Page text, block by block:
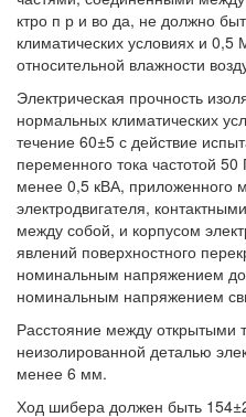
ктро п р и во да, не должно
климатических условиях и
относительной влажности
Электрическая прочность
нормальных климатических
течение 60±5 с действие
переменного тока частотой
менее 0,5 кВА, приложенного
электродвигателя,
между собой, и корпусом
явлений поверхностного
номинальным напряжением
номинальным напряжением
Расстояние между
неизолированной деталью
менее 6 мм.
Ход шибера должен быть